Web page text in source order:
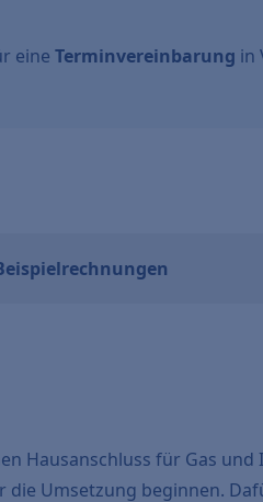
eine Terminvereinbarung in
Hausanschluss für Gas
Umsetzung beginnen.